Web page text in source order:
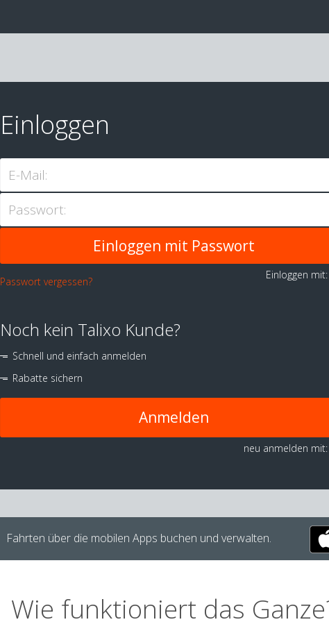
Einloggen
E-Mail:
Passwort:
Passwort vergessen?
Einloggen
Noch kein Talixo Kunde?
Schnell und einfach anmelden
Rabatte sichern
Anmelden
neu anmelden mit:
Fahrten über die mobilen Apps buchen und verwalten.
Wie funktioniert das